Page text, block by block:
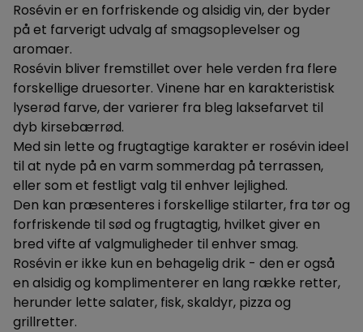
Rosévin er en forfriskende og alsidig vin, der byder
på et farverigt udvalg af smagsoplevelser og
aromaer.
Rosévin bliver fremstillet over hele verden fra flere
forskellige druesorter. Vinene har en karakteristisk
lyserød farve, der varierer fra bleg laksefarvet til
dyb kirsebærrød.
Med sin lette og frugtagtige karakter er rosévin ideel
til at nyde på en varm sommerdag på terrassen,
eller som et festligt valg til enhver lejlighed.
Den kan præsenteres i forskellige stilarter, fra tør og
forfriskende til sød og frugtagtig, hvilket giver en
bred vifte af valgmuligheder til enhver smag.
Rosévin er ikke kun en behagelig drik - den er også
en alsidig og komplimenterer en lang række retter,
herunder lette salater, fisk, skaldyr, pizza og
grillretter.